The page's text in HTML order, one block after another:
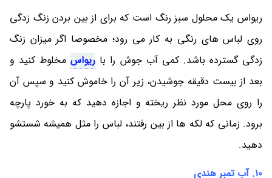
ریواس یک محلول سبز رنگ است که برای از بین بردن زنگ زدگی
روی لباس های رنگی به کار می رود؛ مخصوصا اگر میزان زنگ
زدگی گسترده باشد. کمی آب جوش را با ریواسمخلوط کنید و
بعد از بیست دقیقه جوشیدن، زیر آن را خاموش کنید و سپس آن
را روی محل مورد نظر ریخته و اجازه دهید که به خورد پارچه
برود. زمانی که لکه ها از بین رفتند، لباس را مثل همیشه شستشو
دهید.
10. آب تمبر هندی